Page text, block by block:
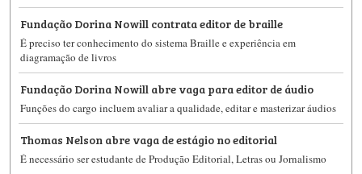
Fundação Dorina Nowill contrata editor de braille
É preciso ter conhecimento do sistema Braille e experiência em
diagramação de livros
Fundação Dorina Nowill abre vaga para editor de áudio
Funções do cargo incluem avaliar a qualidade, editar e masterizar áudios
Thomas Nelson abre vaga de estágio no editorial
É necessário ser estudante de Produção Editorial, Letras ou Jornalismo